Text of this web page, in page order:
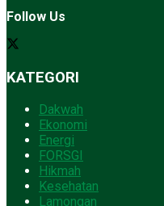
Follow Us
KATEGORI
Dakwah
Ekonomi
Energi
FORSGI
Hikmah
Kesehatan
Lamongan